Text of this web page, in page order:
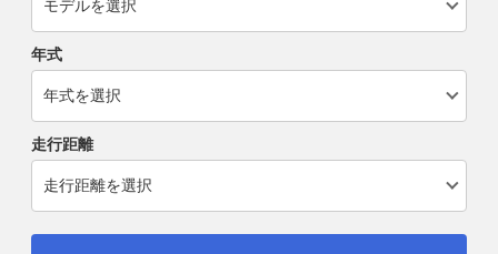
年式
走行距離